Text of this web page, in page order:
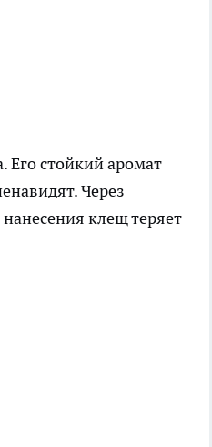
Его стойкий аромат
Через
клещ теряет